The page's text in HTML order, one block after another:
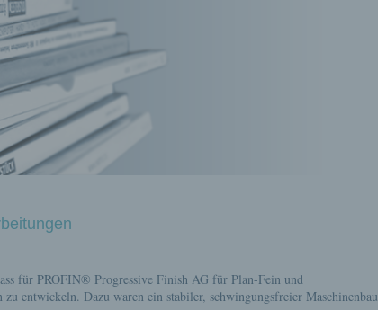
für PROFIN® Progressive Finish AG für Plan-Fein und
entwickeln. Dazu waren ein stabiler, schwingungsfreier Maschinenbau